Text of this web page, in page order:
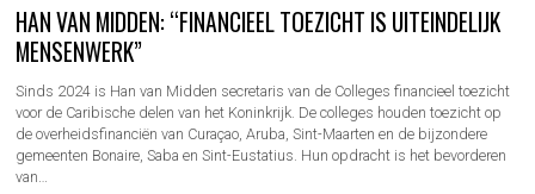
HAN VAN MIDDEN: “FINANCIEEL TOEZICHT IS UITEINDELIJK
MENSENWERK”
Sinds 2024 is Han van Midden secretaris van de Colleges financieel toezicht
voor de Caribische delen van het Koninkrijk. De colleges houden toezicht op
de overheidsfinanciën van Curaçao, Aruba, Sint-Maarten en de bijzondere
gemeenten Bonaire, Saba en Sint-Eustatius. Hun opdracht is het bevorderen
van…